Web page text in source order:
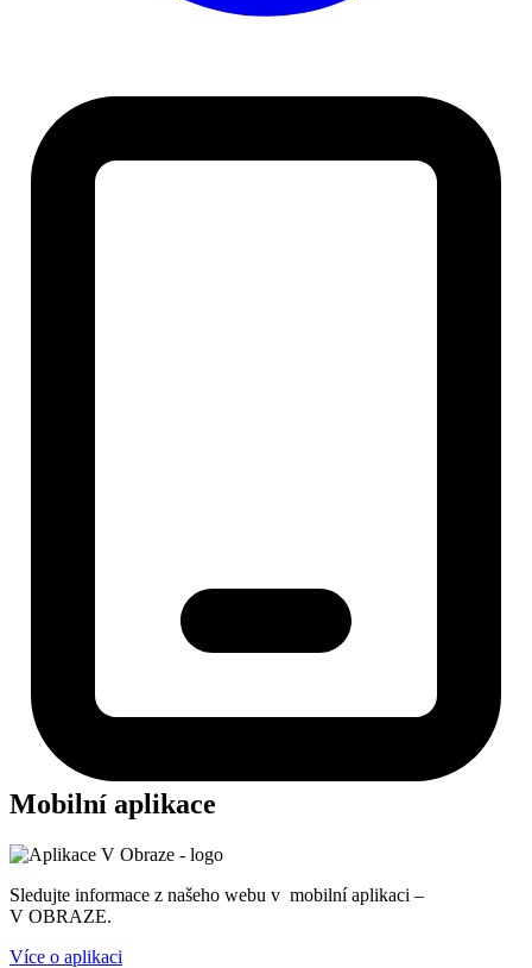
Mobilní aplikace
Sledujte informace z našeho webu v mobilní aplikaci –
V OBRAZE.
Více o aplikaci